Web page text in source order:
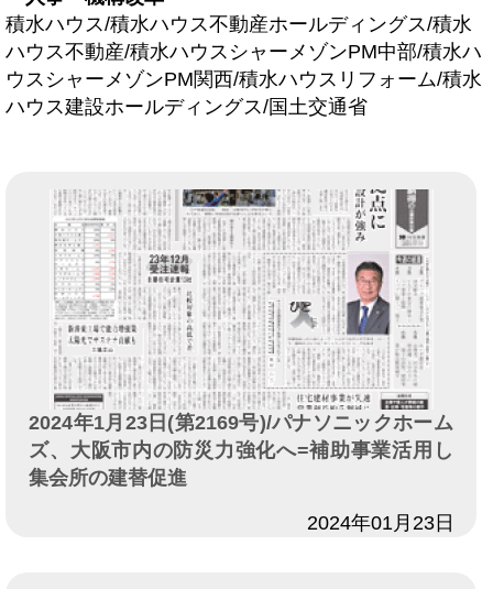
積水ハウス/積水ハウス不動産ホールディングス/積水
ハウス不動産/積水ハウスシャーメゾンPM中部/積水ハ
ウスシャーメゾンPM関西/積水ハウスリフォーム/積水
ハウス建設ホールディングス/国土交通省
2024年1月23日(第2169号)/パナソニックホーム
ズ、大阪市内の防災力強化へ=補助事業活用し
集会所の建替促進
2024年01月23日